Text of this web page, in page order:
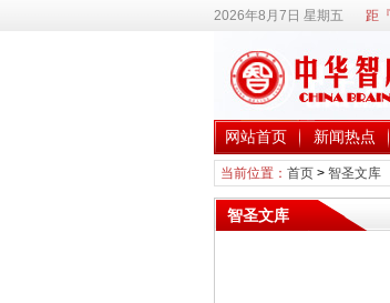
2026年8月7日 星期五 距
网站首页 新闻热点
当前位置： 首页> 智圣文库
智圣文库